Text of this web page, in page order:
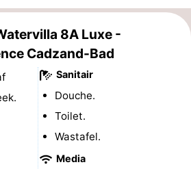
8A Luxe -
Cadzand-Bad
Sanitair
Douche.
Toilet.
Wastafel.
Media